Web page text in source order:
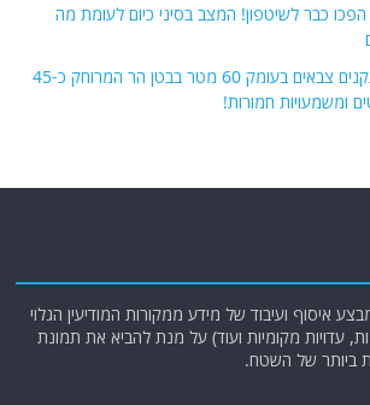
כבר לשיטפון! המצב בסיני כיום לעומת מה
מצרים הקימה בסיני מתקנים צבאים בעומק 60 מטר בבטן הר המרוחק כ-45
ומשמעויות חמורות!
איסוף ועיבוד של מידע ממקורות המודיעין הגלוי
עדויות מקומיות ועוד) על מנת להביא את תמונת
ביותר של השטח.